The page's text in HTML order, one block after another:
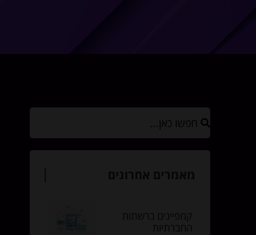
קמפיינים ברשתות
החברתיות